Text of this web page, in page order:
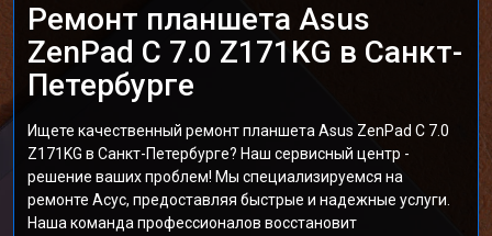
Ремонт планшета Asus
ZenPad C 7.0 Z171KG в Санкт-
Петербурге
Ищете качественный ремонт планшета Asus ZenPad C 7.0
Z171KG в Санкт-Петербурге? Наш сервисный центр -
решение ваших проблем! Мы специализируемся на
ремонте Асус, предоставляя быстрые и надежные услуги.
Наша команда профессионалов восстановит